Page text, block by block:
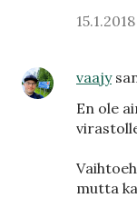
vaajy
En ole
mutta